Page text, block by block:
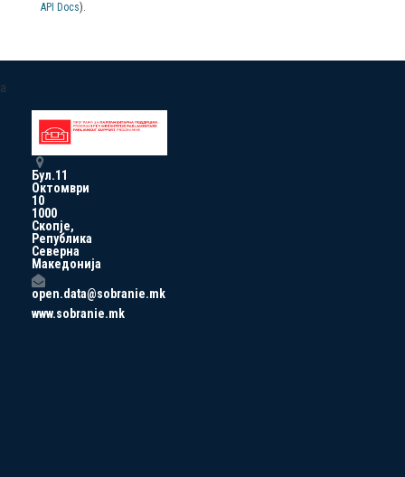
API Docs).
a
Бул.11
Октомври
10
1000
Скопје,
Република
Северна
Македонија
open.data@sobranie.mk
www.sobranie.mk